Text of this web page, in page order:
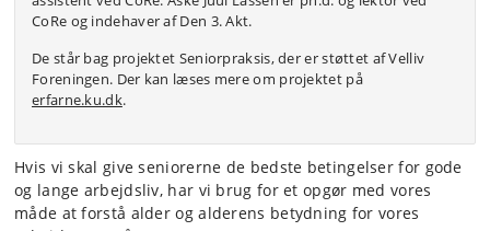
CoRe og indehaver af Den 3. Akt.
De står bag projektet Seniorpraksis, der er støttet af Velliv
Foreningen. Der kan læses mere om projektet på
erfarne.ku.dk.
Hvis vi skal give seniorerne de bedste betingelser for gode
og lange arbejdsliv, har vi brug for et opgør med vores
måde at forstå alder og alderens betydning for vores